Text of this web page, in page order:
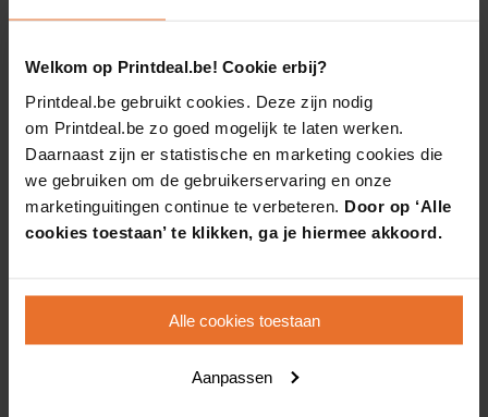
Welkom op Printdeal.be! Cookie erbij?
Printdeal.be gebruikt cookies. Deze zijn nodig
om Printdeal.be zo goed mogelijk te laten werken.
Daarnaast zijn er statistische en marketing cookies die
we gebruiken om de gebruikerservaring en onze
marketinguitingen continue te verbeteren. Door op ‘Alle
cookies toestaan’ te klikken, ga je hiermee akkoord.
Alle cookies toestaan
Aanpassen